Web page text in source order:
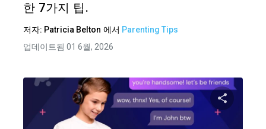
한 7가지 팁.
저자: Patricia Belton 에서 Parenting Tips
업데이트됨 01 6월, 2026